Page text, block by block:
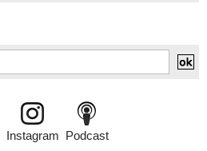
Instagram Podcast